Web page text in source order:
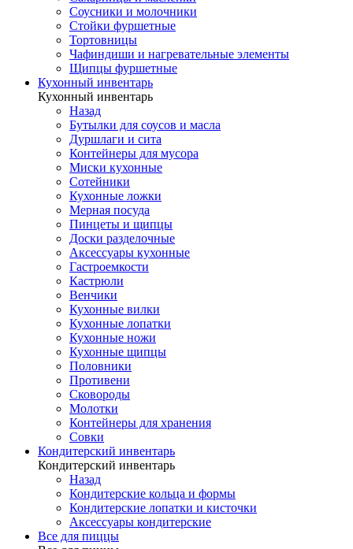
Соусники и молочники
Стойки фуршетные
Тортовницы
Чафиндиши и нагревательные элементы
Щипцы фуршетные
Кухонный инвентарь
Кухонный инвентарь
Назад
Бутылки для соусов и масла
Дуршлаги и сита
Контейнеры для мусора
Миски кухонные
Сотейники
Кухонные ложки
Мерная посуда
Пинцеты и щипцы
Доски разделочные
Аксессуары кухонные
Гастроемкости
Кастрюли
Венчики
Кухонные вилки
Кухонные лопатки
Кухонные ножи
Кухонные щипцы
Половники
Противени
Сковороды
Молотки
Контейнеры для хранения
Совки
Кондитерский инвентарь
Кондитерский инвентарь
Назад
Кондитерские кольца и формы
Кондитерские лопатки и кисточки
Аксессуары кондитерские
Все для пиццы